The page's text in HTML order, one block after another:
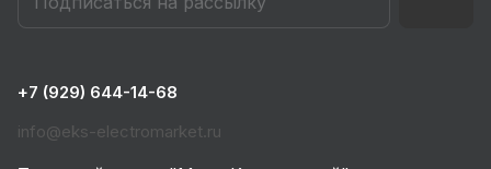
+7 (929) 644-14-68
info@eks-electromarket.ru